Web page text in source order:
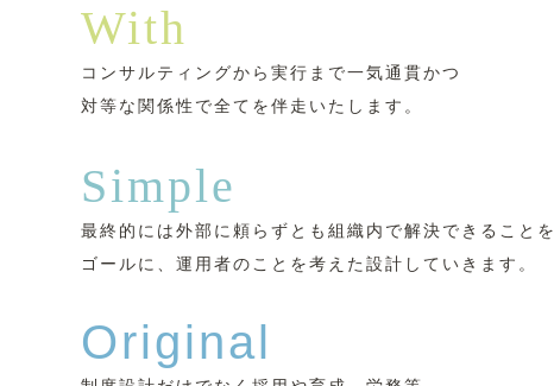
With
コンサルティングから実⾏まで一気通貫かつ
対等な関係性で全てを伴⾛いたします。
Simple
最終的には外部に頼らずとも組織内で解決できることを
ゴールに、運⽤者のことを考えた設計していきます。
Original